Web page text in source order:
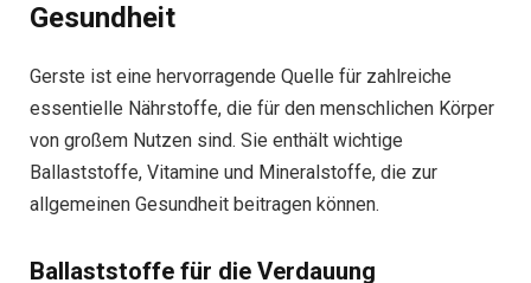
Gesundheit
Gerste ist eine hervorragende Quelle für zahlreiche
essentielle Nährstoffe, die für den menschlichen Körper
von großem Nutzen sind. Sie enthält wichtige
Ballaststoffe, Vitamine und Mineralstoffe, die zur
allgemeinen Gesundheit beitragen können.
Ballaststoffe für die Verdauung